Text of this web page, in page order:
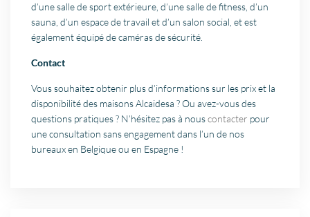
d’une salle de sport extérieure, d’une salle de fitness, d’un
sauna, d’un espace de travail et d’un salon social, et est
également équipé de caméras de sécurité.
Contact
Vous souhaitez obtenir plus d’informations sur les prix et la
disponibilité des maisons Alcaidesa ? Ou avez-vous des
questions pratiques ? N’hésitez pas à nouscontacter pour
une consultation sans engagement dans l’un de nos
bureaux en Belgique ou en Espagne !